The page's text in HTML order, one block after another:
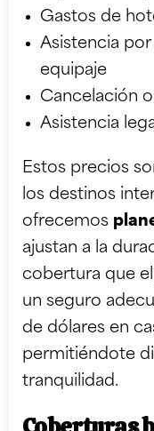
Gastos de
Asistencia
equipaje
Cancelación
Asistencia
Estos precios
los destinos
ofrecemos
ajustan a la
cobertura que
un seguro
de dólares en
permitiéndote
tranquilidad.